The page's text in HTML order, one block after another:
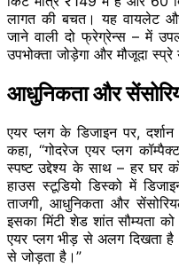
लागत की बचत। यह वायलेट
जाने वाली दो फ्रेग्रेन्स – में
उपभोक्ता जोड़ेगा और मौजूदा
आधुनिकता और
एयर प्लग के डिजाइन पर,
कहा, “गोदरेज एयर प्लग
स्पष्ट उद्देश्य के साथ – हर
हाउस स्टूडियो डिस्को में
ताजगी, आधुनिकता और
इसका मिंटी शेड शांत सौम्यता को
एयर प्लग भीड़ से अलग दिखता
से जोड़ता है।”